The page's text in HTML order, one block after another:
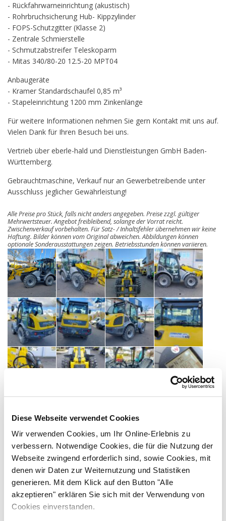
Diese Webseite verwendet Cookies
Wir verwenden Cookies, um Ihr Online-Erlebnis zu
verbessern. Notwendige Cookies, die für die Nutzung der
Webseite zwingend erforderlich sind, sowie Cookies, mit
denen wir Daten zur Weiternutzung und Statistiken
generieren. Mit dem Klick auf den Button "Alle
akzeptieren" erklären Sie sich mit der Verwendung von
Cookies einverstanden.
- Rückfahrwarneinrichtung (akustisch)
- Rohrbruchsicherung Hub- Kippzylinder
- FOPS-Schutzgitter (Klasse 2)
- Zentrale Schmierstelle
- Schmutzabstreifer Teleskoparm
- Mitas 340/80-20 12.5-20 MPT04
Anbaugeräte
- Kramer Standardschaufel 0,85 m³
- Stapeleinrichtung 1200 mm Zinkenlänge
Für weitere Informationen nehmen Sie gern Kontakt mit uns auf.
Vielen Dank für Ihren Besuch bei uns.
Vertrieb über eberle-hald und Dienstleistungen GmbH Baden-
Württemberg.
Gebrauchtmaschine, Verkauf nur an Gewerbetreibende unter
Ausschluss jeglicher Gewährleistung!
Alle Preise pro Stück, falls nicht anders angegeben. Preise zzgl. gültiger
Mehrwertsteuer. Angebot freibleibend, solange der Vorrat reicht.
Zwischenverkauf vorbehalten. Für Satz- / Inhaltsfehler übernehmen wir keine
Haftung. Bilder können vom Original abweichen. Abbildungen können
optionale Sonderausstattungen zeigen. Betriebsstunden können variieren.
Technische Daten
Hersteller
Kramer
Typ